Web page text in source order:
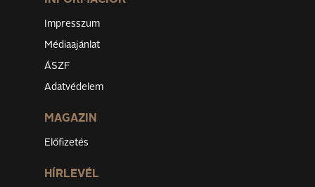
Impresszum
Médiaajánlat
ÁSZF
Adatvédelem
MAGAZIN
Előfizetés
HÍRLEVÉL